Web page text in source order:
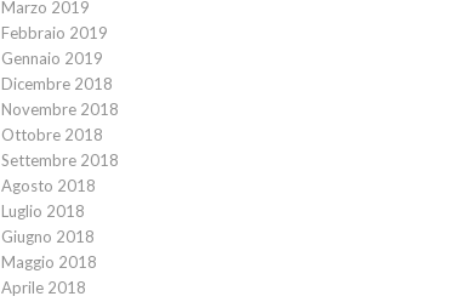
Marzo 2019
Febbraio 2019
Gennaio 2019
Dicembre 2018
Novembre 2018
Ottobre 2018
Settembre 2018
Agosto 2018
Luglio 2018
Giugno 2018
Maggio 2018
Aprile 2018